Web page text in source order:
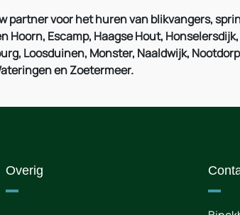
partner voor het huren van blikvangers,
Hoorn, Escamp, Haagse Hout,
Loosduinen, Monster, Naaldwijk,
en Zoetermeer.
Overig